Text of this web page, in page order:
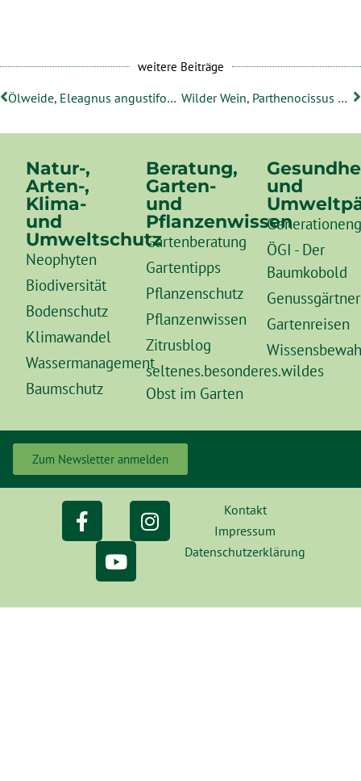
weitere Beiträge
Ölweide, Eleagnus angustifolia Wilder Wein, Parthenocissus quinquefolia oder P. inserta
Natur-,
Arten-,
Klima-
und
Umweltschutz
Neophyten
Biodiversität
Bodenschutz
Klimawandel
Wassermanagement
Baumschutz
Beratung,
Garten-
und
Pflanzenwissen
Gartenberatung
Gartentipps
Pflanzenschutz
Pflanzenwissen
Zitrusblog
seltenes.besonderes.wildes
Obst im Garten
und
ÖGI - Der
Baumkobold
Gartenreisen
Zum Newsletter anmelden
Kontakt
Impressum
Datenschutzerklärung